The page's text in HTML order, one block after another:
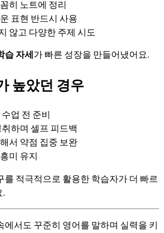
히 노트에 정리
표현 반드시 사용
않고 다양한 주제 시도
자세 가 빠른 성장을 만들어냈어요.
높았던 경우
업 전 준비
하며 셀프 피드백
서 약점 집중 보완
미 유지
를 적극적으로 활용한 학습자가 더 빠르
.
에서도 꾸준히 영어를 말하며 실력을 키